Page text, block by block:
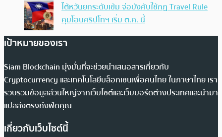
ไต้หวันยกระดับเข้ม จ่อบังคับใช้กฏ Travel Rule
คุมโอนคริปโทฯ เริ่ม ต.ค. นี้
เป้าหมายของเรา
Siam Blockchain มุ่งมั่นที่จะช่วยนำเสนอสารเกี่ยวกับ
Cryptocurrency และเทคโนโลยีบล็อกเชนเพื่อคนไทย ในภาษาไทย เรา
รวบรวมข้อมูลส่วนใหญ่จากเว็บไซต์และเว็บบอร์ดต่างประเทศและนำมา
แปลส่งตรงถึงฟีดคุณ
เกี่ยวกับเว็บไซต์นี้